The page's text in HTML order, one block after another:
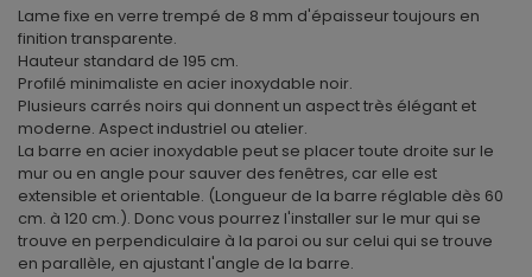
Lame fixe en verre trempé de 8 mm d'épaisseur toujours en
finition transparente.
Hauteur standard de 195 cm.
Profilé minimaliste en acier inoxydable noir.
Plusieurs carrés noirs qui donnent un aspect très élégant et
moderne. Aspect industriel ou atelier.
La barre en acier inoxydable peut se placer toute droite sur le
mur ou en angle pour sauver des fenêtres, car elle est
extensible et orientable. (Longueur de la barre réglable dès 60
cm. à 120 cm.). Donc vous pourrez l'installer sur le mur qui se
trouve en perpendiculaire à la paroi ou sur celui qui se trouve
en parallèle, en ajustant l'angle de la barre.